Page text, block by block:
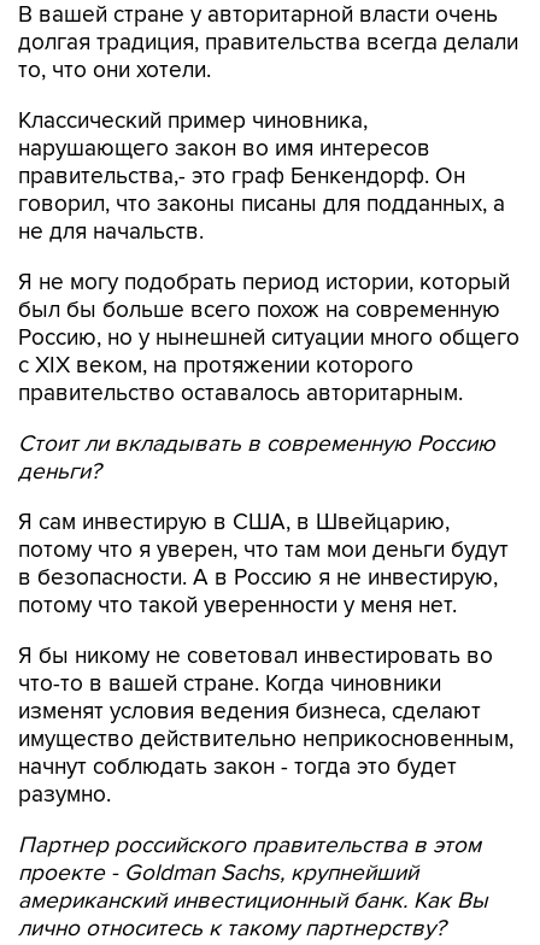
В вашей стране у авторитарной власти очень
долгая традиция, правительства всегда делали
то, что они хотели.
Классический пример чиновника,
нарушающего закон во имя интересов
правительства,- это граф Бенкендорф. Он
говорил, что законы писаны для подданных, а
не для начальств.
Я не могу подобрать период истории, который
был бы больше всего похож на современную
Россию, но у нынешней ситуации много общего
с XIX веком, на протяжении которого
правительство оставалось авторитарным.
Стоит ли вкладывать в современную Россию
деньги?
Я сам инвестирую в США, в Швейцарию,
потому что я уверен, что там мои деньги будут
в безопасности. А в Россию я не инвестирую,
потому что такой уверенности у меня нет.
Я бы никому не советовал инвестировать во
что-то в вашей стране. Когда чиновники
изменят условия ведения бизнеса, сделают
имущество действительно неприкосновенным,
начнут соблюдать закон - тогда это будет
разумно.
Партнер российского правительства в этом
проекте - Goldman Sachs, крупнейший
американский инвестиционный банк. Как Вы
лично относитесь к такому партнерству?